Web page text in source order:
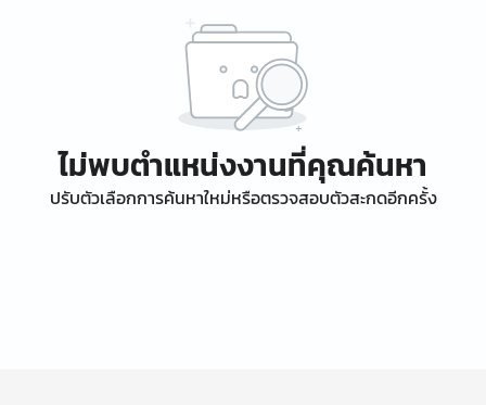
ไม่พบตำแหน่งงานที่คุณค้นหา
ปรับตัวเลือกการค้นหาใหม่หรือตรวจสอบตัวสะกดอีกครั้ง